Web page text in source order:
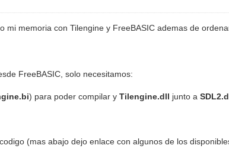
mi memoria con Tilengine y FreeBASIC ademas de
FreeBASIC, solo necesitamos:
) para poder compilar yTilengine.dll junto a
(mas abajo dejo enlace con algunos de los